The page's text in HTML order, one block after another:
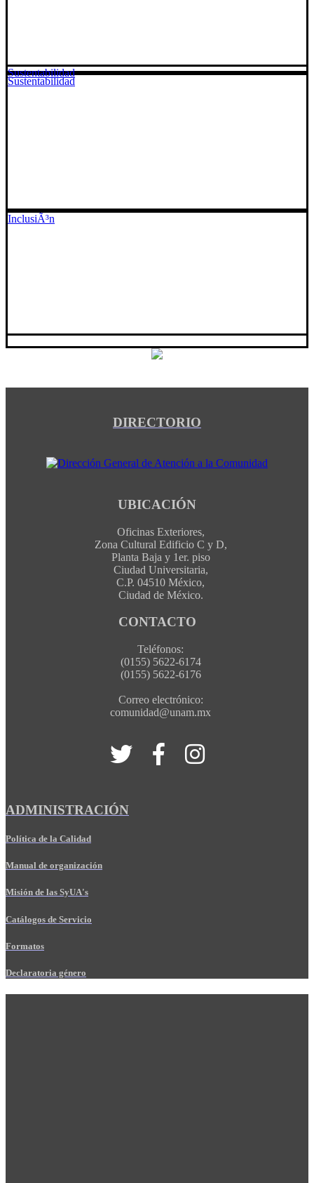
Sustentabilidad
InclusiÃ³n
Sustentabilidad
DIRECTORIO
UBICACIÓN
Oficinas Exteriores,
Zona Cultural Edificio C y D,
Planta Baja y 1er. piso
Ciudad Universitaria,
C.P. 04510 México,
Ciudad de México.
CONTACTO
Teléfonos:
(0155) 5622-6174
(0155) 5622-6176
Correo electrónico:
comunidad@unam.mx
ADMINISTRACIÓN
Política de la Calidad
Manual de organización
Misión de las SyUA's
Catálogos de Servicio
Formatos
Declaratoria género